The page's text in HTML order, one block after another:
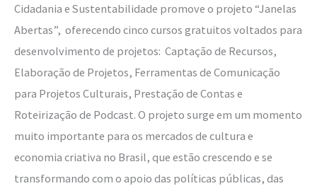
Cidadania e Sustentabilidade promove o projeto “Janelas
Abertas”, oferecendo cinco cursos gratuitos voltados para
desenvolvimento de projetos: Captação de Recursos,
Elaboração de Projetos, Ferramentas de Comunicação
para Projetos Culturais, Prestação de Contas e
Roteirização de Podcast. O projeto surge em um momento
muito importante para os mercados de cultura e
economia criativa no Brasil, que estão crescendo e se
transformando com o apoio das políticas públicas, das